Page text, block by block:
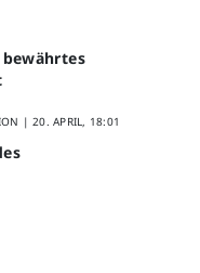
bewährtes
|20. APRIL, 18:01